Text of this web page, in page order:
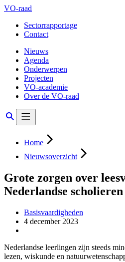
VO-raad
Sectorrapportage
Contact
Nieuws
Agenda
Onderwerpen
Projecten
VO-academie
Over de VO-raad
Home
Nieuwsoverzicht
Grote zorgen over
Nederlandse scholieren
Basisvaardigheden
4 december 2023
Nederlandse leerlingen zijn steeds
lezen, wiskunde en